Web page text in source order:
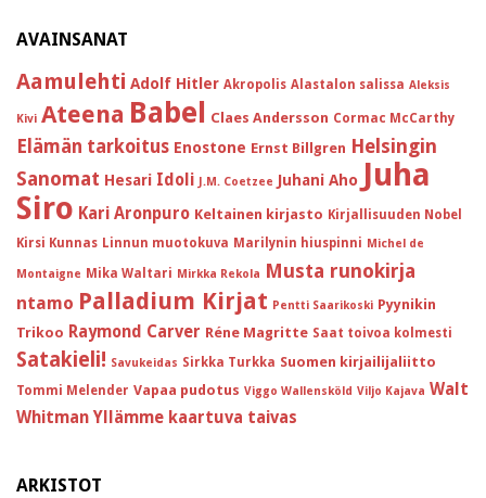
AVAINSANAT
Aamulehti Adolf Hitler Akropolis Alastalon salissa Aleksis
Kivi Ateena Babel Claes Andersson Cormac McCarthy
Elämän tarkoitus Enostone Ernst Billgren Helsingin
Sanomat Hesari Idoli J.M. Coetzee Juhani Aho Juha
Siro Kari Aronpuro Keltainen kirjasto Kirjallisuuden Nobel
Kirsi Kunnas Linnun muotokuva Marilynin hiuspinni Michel de
Montaigne Mika Waltari Mirkka Rekola Musta runokirja
ntamo Palladium Kirjat Pentti Saarikoski Pyynikin
Trikoo Raymond Carver Réne Magritte Saat toivoa kolmesti
Satakieli! Savukeidas Sirkka Turkka Suomen kirjailijaliitto
Tommi Melender Vapaa pudotus Viggo Wallensköld Viljo Kajava Walt
Whitman Yllämme kaartuva taivas
ARKISTOT